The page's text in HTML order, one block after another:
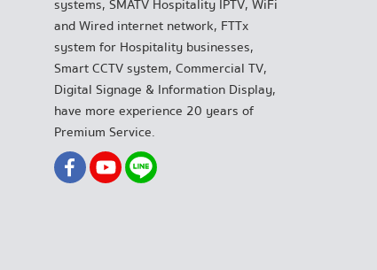
systems, SMATV Hospitality IPTV, WiFi
and Wired internet network, FTTx
system for Hospitality businesses,
Smart CCTV system, Commercial TV,
Digital Signage & Information Display,
have more experience 20 years of
Premium Service.